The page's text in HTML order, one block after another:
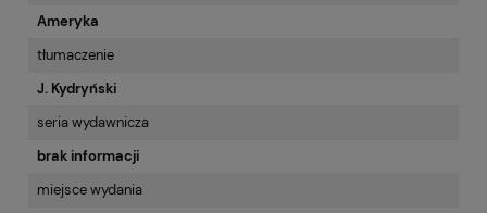
Ameryka
tłumaczenie
J. Kydryński
seria wydawnicza
brak informacji
miejsce wydania